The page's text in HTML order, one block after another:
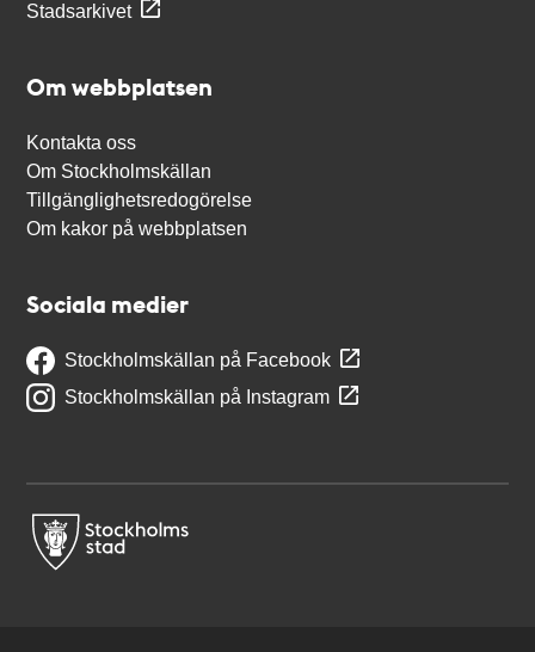
Stadsarkivet
Om webbplatsen
Kontakta oss
Om Stockholmskällan
Tillgänglighetsredogörelse
Om kakor på webbplatsen
Sociala medier
Stockholmskällan på Facebook
Stockholmskällan på Instagram